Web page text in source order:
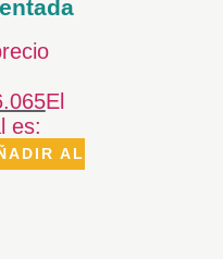
El
es:
AL